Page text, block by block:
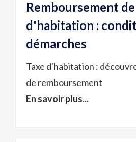
Remboursement
d'habitation :
démarches
Taxe d'habitation :
de remboursement
En savoir plus...